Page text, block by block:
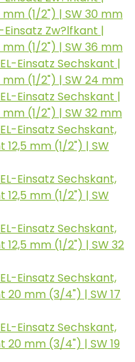
(1/2") | SW 30 mm
Zw?lfkant |
(1/2") | SW 36 mm
Einsatz Sechskant |
(1/2") | SW 24 mm
Einsatz Sechskant |
(1/2") | SW 32 mm
Einsatz Sechskant,
mm (1/2") | SW
Einsatz Sechskant,
mm (1/2") | SW
Einsatz Sechskant,
mm (1/2") | SW 32
Einsatz Sechskant,
mm (3/4") | SW 17
Einsatz Sechskant,
mm (3/4") | SW 19